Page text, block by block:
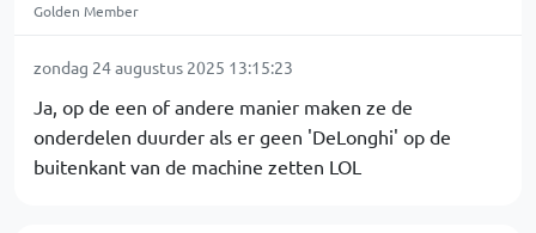
Golden Member
zondag 24 augustus 2025 13:15:23
Ja, op de een of andere manier maken ze de
onderdelen duurder als er geen 'DeLonghi' op de
buitenkant van de machine zetten LOL